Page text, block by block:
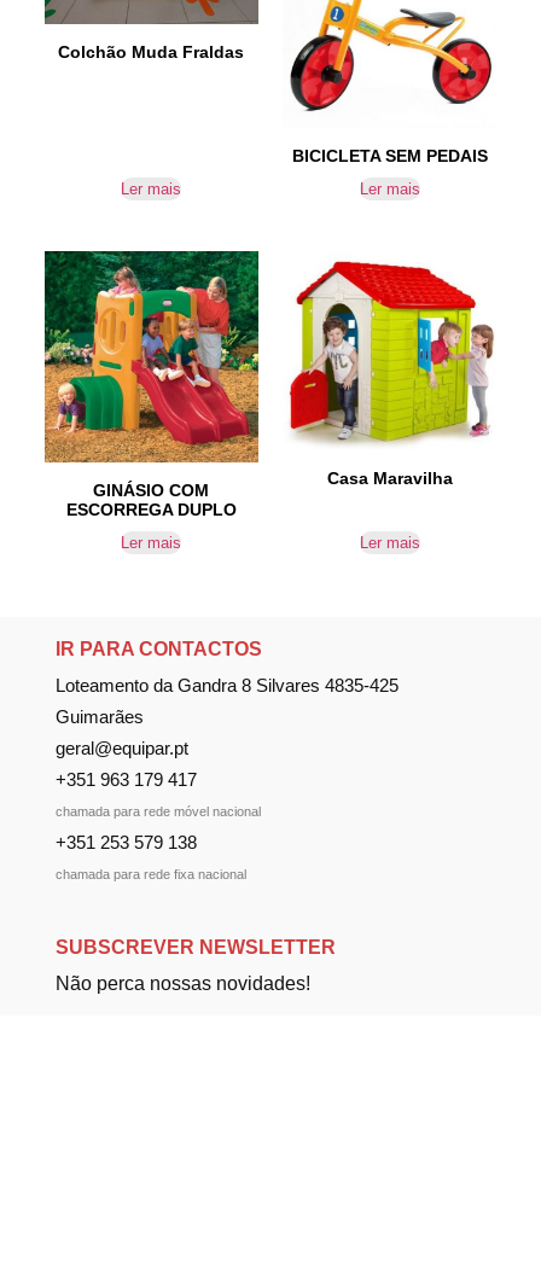
Colchão Muda Fraldas
Ler mais
BICICLETA SEM PEDAIS
Ler mais
GINÁSIO COM
ESCORREGA DUPLO
Ler mais
Casa Maravilha
Ler mais
IR PARA CONTACTOS
Loteamento da Gandra 8 Silvares 4835-425
Guimarães
geral@equipar.pt
+351 963 179 417
chamada para rede móvel nacional
+351 253 579 138
chamada para rede fixa nacional
SUBSCREVER NEWSLETTER
Não perca nossas novidades!